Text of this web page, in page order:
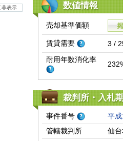
非表示 数値情報
売却基準価額
賃貸需要 3 /
耐用年数消化率
裁判所・入札
事件番号 平
管轄裁判所
仙